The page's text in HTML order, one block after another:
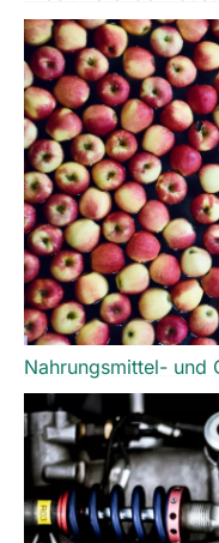
Nahrungsmittel- und